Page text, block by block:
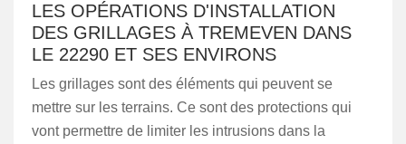
LES OPÉRATIONS D'INSTALLATION
DES GRILLAGES À TREMEVEN DANS
LE 22290 ET SES ENVIRONS
Les grillages sont des éléments qui peuvent se
mettre sur les terrains. Ce sont des protections qui
vont permettre de limiter les intrusions dans la